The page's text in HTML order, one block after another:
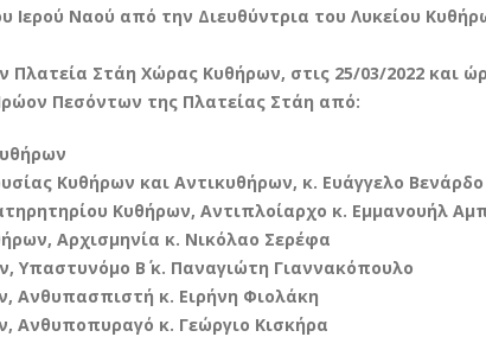
Ιερού Ναού από την Διευθύντρια του Λυκείου
Πλατεία Στάη Χώρας Κυθήρων, στις 25/03/2022 και
Πεσόντων της Πλατείας Στάη από:
Κυθήρων και Αντικυθήρων, κ. Ευάγγελο Βενάρδο
Κυθήρων, Αντιπλοίαρχο κ. Εμμανουήλ
Αρχισμηνία κ. Νικόλαο Σερέφα
Β΄ κ. Παναγιώτη Γιαννακόπουλο
Ανθυπασπιστή κ. Ειρήνη Φιολάκη
Ανθυποπυραγό κ. Γεώργιο Κισκήρα